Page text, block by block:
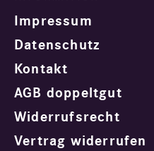
Impressum
Datenschutz
Kontakt
AGB doppeltgut
Widerrufsrecht
Vertrag widerrufen